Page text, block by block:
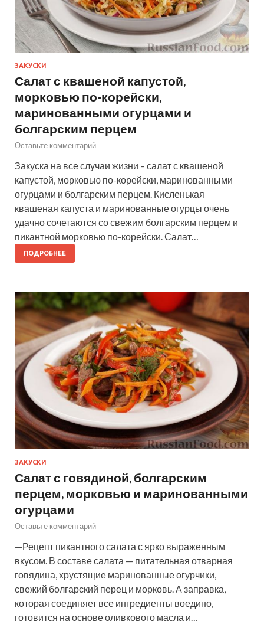
ЗАКУСКИ
Салат с квашеной капустой,
морковью по-корейски,
маринованными огурцами и
болгарским перцем
Оставьте комментарий
Закуска на все случаи жизни – салат с квашеной
капустой, морковью по-корейски, маринованными
огурцами и болгарским перцем. Кисленькая
квашеная капуста и маринованные огурцы очень
удачно сочетаются со свежим болгарским перцем и
пикантной морковью по-корейски. Салат…
ПОДРОБНЕЕ
ЗАКУСКИ
Салат с говядиной, болгарским
перцем, морковью и маринованными
огурцами
Оставьте комментарий
—Рецепт пикантного салата с ярко выраженным
вкусом. В составе салата — питательная отварная
говядина, хрустящие маринованные огурчики,
свежий болгарский перец и морковь. А заправка,
которая соединяет все ингредиенты воедино,
готовится на основе оливкового масла и…